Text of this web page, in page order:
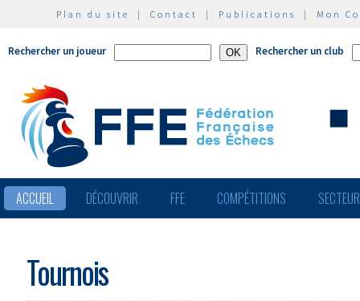
Plan du site | Contact | Publications | Mon
Rechercher un joueur Rechercher un club
ACCUEIL DÉCOUVRIR FFE COMPÉTITIONS
Tournois